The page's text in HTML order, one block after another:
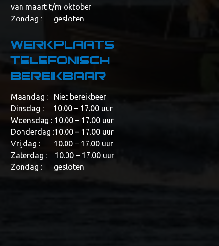
van maart t/m oktober
Zondag : gesloten
Werkplaats
telefonisch
bereikbaar
Maandag : Niet bereikbeer
Dinsdag : 10.00 – 17.00 uur
Woensdag : 10.00 – 17.00 uur
Donderdag :10.00 – 17.00 uur
Vrijdag : 10.00 – 17.00 uur
Zaterdag : 10.00 – 17.00 uur
Zondag : gesloten